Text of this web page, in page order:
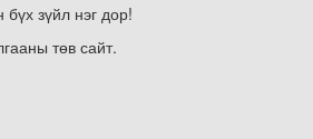
зүйл нэг дор!
төв сайт.